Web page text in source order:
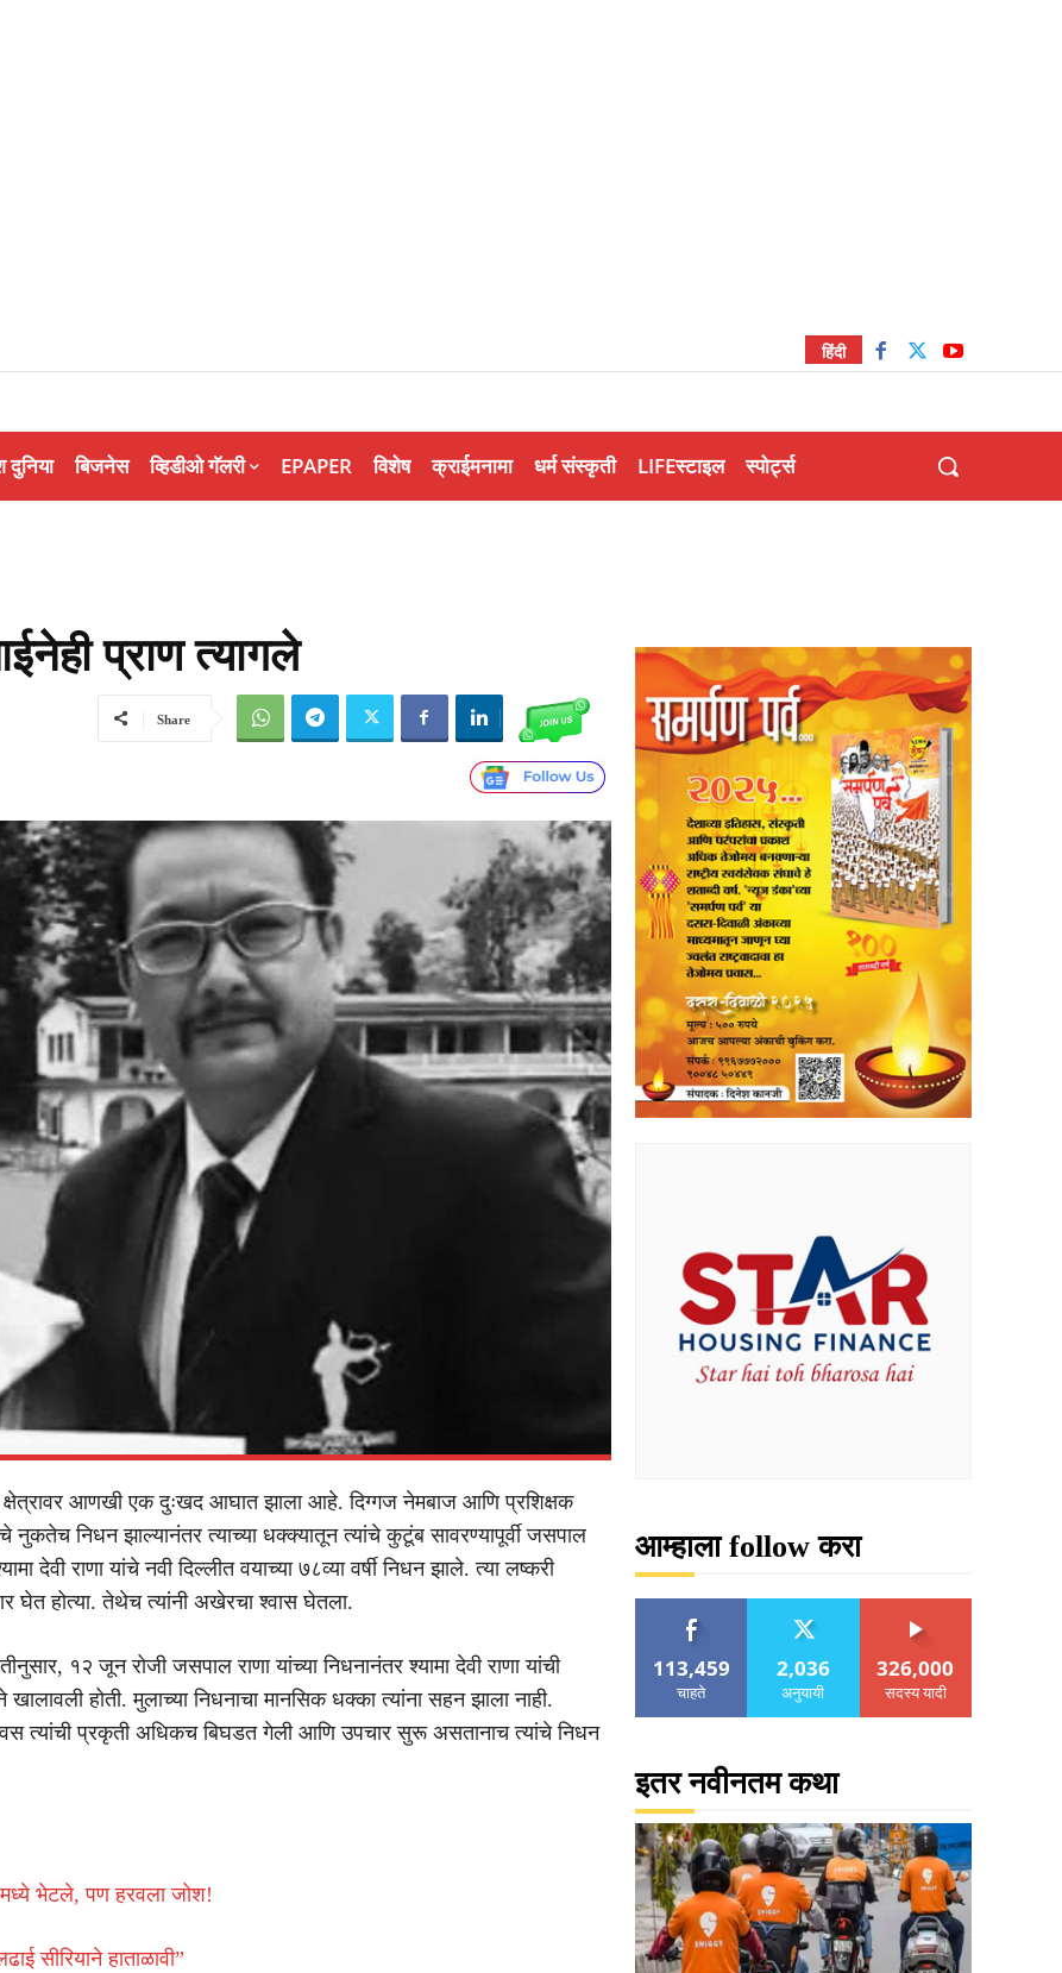
हिंदी
दुनिया बिजनेस व्हिडीओ गॅलरी EPAPER विशेष क्राईमनामा धर्म संस्कृती LIFEस्टाइल स्पोर्ट्स
प्राण त्यागले
Share
क्षेत्रावर आणखी एक दुःखद आघात झाला आहे. दिग्गज नेमबाज आणि प्रशिक्षक
नुकतेच निधन झाल्यानंतर त्याच्या धक्क्यातून त्यांचे कुटूंब सावरण्यापूर्वी जसपाल
देवी राणा यांचे नवी दिल्लीत वयाच्या ७८व्या वर्षी निधन झाले. त्या लष्करी
घेत होत्या. तेथेच त्यांनी अखेरचा श्वास घेतला.
१२ जून रोजी जसपाल राणा यांच्या निधनानंतर श्यामा देवी राणा यांची
होती. मुलाच्या निधनाचा मानसिक धक्का त्यांना सहन झाला नाही.
त्यांची प्रकृती अधिकच बिघडत गेली आणि उपचार सुरू असतानाच त्यांचे निधन
भेटले, पण हरवला जोश!
सीरियाने हाताळावी”
आम्हाला follow करा
113,459
चाहते
2,036
अनुयायी
326,000
सदस्य यादी
इतर नवीनतम कथा